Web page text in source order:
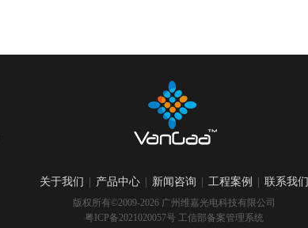
关于我们 产品中心 新闻咨询 工程案例 联系我们
版权所有©2009-2026 广州维嘉光电科技有限公司
粤ICP备2021020057号 工信部备案管理系统